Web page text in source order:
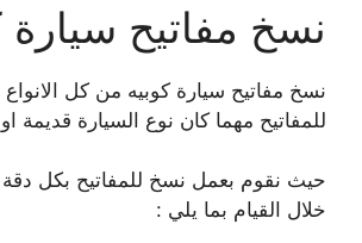
نسخ مفاتيح سيارة
نسخ مفاتيح سيارة كوبيه من كل الانواع
للمفاتيح مهما كان نوع السيارة قديمة
حيث نقوم بعمل نسخ للمفاتيح بكل
خلال القيام بما يلي :